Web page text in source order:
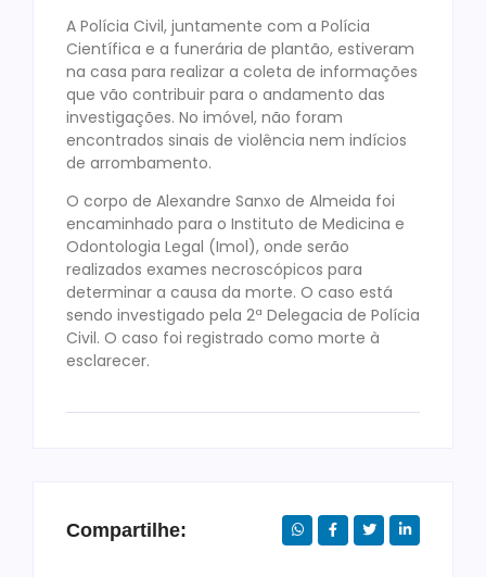
A Polícia Civil, juntamente com a Polícia
Científica e a funerária de plantão, estiveram
na casa para realizar a coleta de informações
que vão contribuir para o andamento das
investigações. No imóvel, não foram
encontrados sinais de violência nem indícios
de arrombamento.
O corpo de Alexandre Sanxo de Almeida foi
encaminhado para o Instituto de Medicina e
Odontologia Legal (Imol), onde serão
realizados exames necroscópicos para
determinar a causa da morte. O caso está
sendo investigado pela 2ª Delegacia de Polícia
Civil. O caso foi registrado como morte à
esclarecer.
Compartilhe: